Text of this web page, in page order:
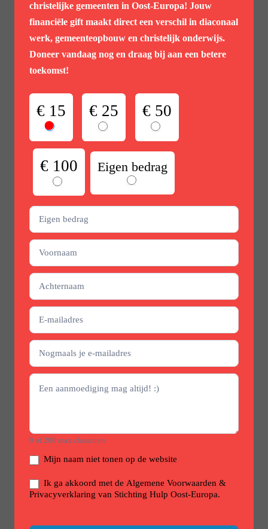
christelijke gemeenten in Oost-Europa! Jouw
financiële gift maakt direct een verschil in diaconaal
werk, gemeenteopbouw en christelijk onderwijs.
Doneer vandaag nog en draag bij aan een betere
toekomst!
Steun
actie
€ 15 € 25 € 50
€ 100 Eigen bedrag
0 of 200 max characters
Mijn naam niet tonen op de website
Ik ga akkoord met de Algemene Voorwaarden &
Privacyverklaring van Stichting Hulp Oost-Europa.